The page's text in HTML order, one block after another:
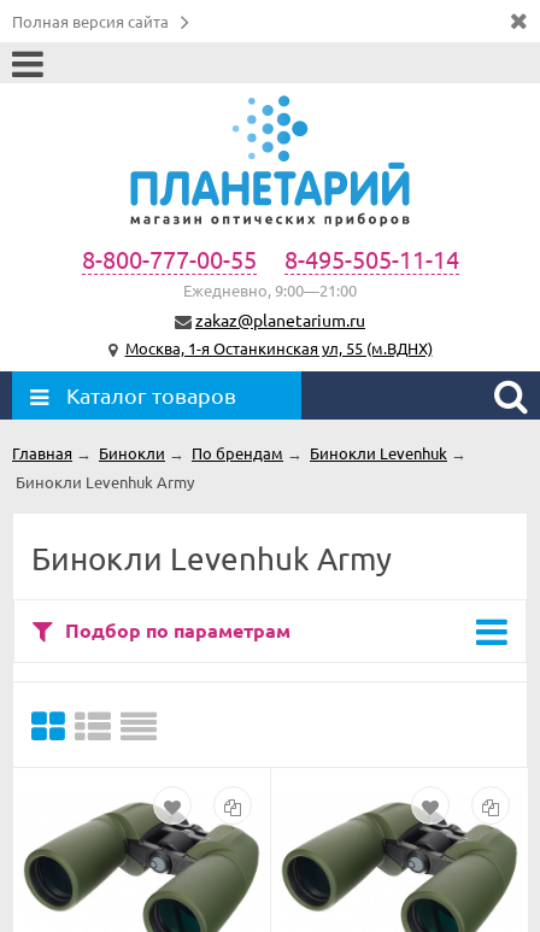
Полная версия сайта
8-800-777-00-55 8-495-505-11-14
Ежедневно, 9:00—21:00
zakaz@planetarium.ru
Москва, 1-я Останкинская ул, 55 (м.ВДНХ)
Каталог товаров
Главная → Бинокли → По брендам → Бинокли Levenhuk →
Бинокли Levenhuk Army
Бинокли Levenhuk Army
Подбор по параметрам